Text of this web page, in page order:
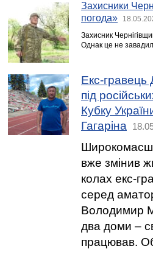
Захисники
погода»
Захисник
Однак це не
Екс-гравець
під
Кубку
Гагаріна
вже змінив
колах екс-
серед
Володимир
два доми –
працював.